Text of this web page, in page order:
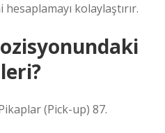
kolaylaştırır.
(Pick-up) 87.